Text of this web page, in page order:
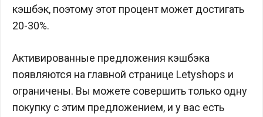
кэшбэк, поэтому этот процент может достигать
20-30%.
Активированные предложения кэшбэка
появляются на главной странице Letyshops и
ограничены. Вы можете совершить только одну
покупку с этим предложением, и у вас есть